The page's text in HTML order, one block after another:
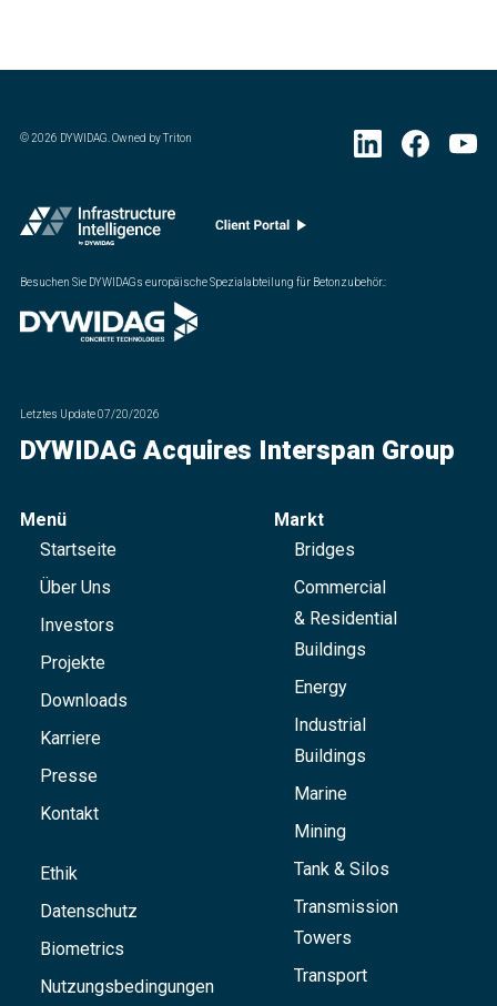
©2026 DYWIDAG. Owned by Triton
Besuchen Sie DYWIDAGs europäische Spezialabteilung für Betonzubehör.:
Letztes Update07/20/2026
DYWIDAG Acquires Interspan Group
Menü
Startseite
Über Uns
Investors
Projekte
Downloads
Karriere
Presse
Kontakt
Ethik
Datenschutz
Biometrics
Nutzungsbedingungen
Markt
Bridges
Commercial
& Residential
Buildings
Energy
Industrial
Buildings
Marine
Mining
Tank & Silos
Transmission
Towers
Transport